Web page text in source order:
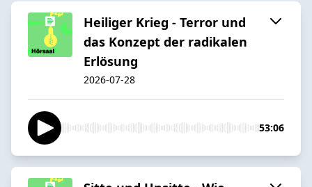
Heiliger Krieg - Terror und
das Konzept der radikalen
Erlösung
2026-07-28
53:06